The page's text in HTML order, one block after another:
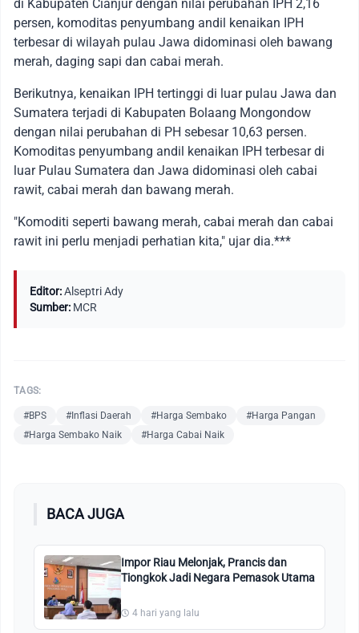
di Kabupaten Cianjur dengan nilai perubahan IPH 2,16
persen, komoditas penyumbang andil kenaikan IPH
terbesar di wilayah pulau Jawa didominasi oleh bawang
merah, daging sapi dan cabai merah.
Berikutnya, kenaikan IPH tertinggi di luar pulau Jawa dan
Sumatera terjadi di Kabupaten Bolaang Mongondow
dengan nilai perubahan di PH sebesar 10,63 persen.
Komoditas penyumbang andil kenaikan IPH terbesar di
luar Pulau Sumatera dan Jawa didominasi oleh cabai
rawit, cabai merah dan bawang merah.
"Komoditi seperti bawang merah, cabai merah dan cabai
rawit ini perlu menjadi perhatian kita," ujar dia.***
Editor:Alseptri Ady
Sumber: MCR
TAGS:
#BPS #Inflasi Daerah #Harga Sembako
#Harga Pangan
#Harga Sembako Naik
#Harga Cabai Naik
BACA JUGA
Impor Riau Melonjak, Prancis dan
Tiongkok Jadi Negara Pemasok Utama
4 hari yang lalu